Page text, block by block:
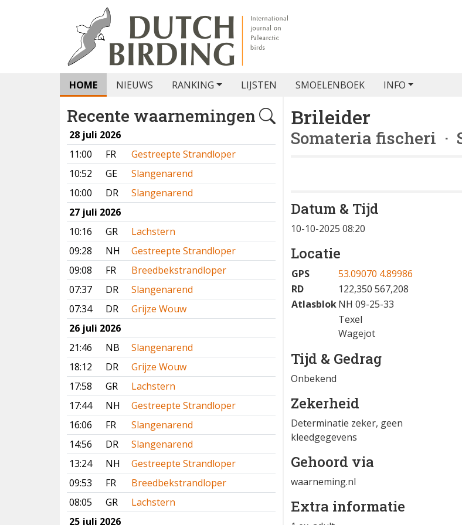
HOME NIEUWS RANKING LIJSTEN SMOELENBOEK INFO
Recente waarnemingen
28 juli 2026
11:00
FR
Gestreepte Strandloper
10:52
GE
Slangenarend
10:00
DR
Slangenarend
27 juli 2026
10:16
GR
Lachstern
09:28
NH
Gestreepte Strandloper
09:08
FR
Breedbekstrandloper
07:37
DR
Slangenarend
07:34
DR
Grijze Wouw
26 juli 2026
21:46
NB
Slangenarend
18:12
DR
Grijze Wouw
17:58
GR
Lachstern
17:44
NH
Gestreepte Strandloper
16:06
FR
Slangenarend
14:56
DR
Slangenarend
13:24
NH
Gestreepte Strandloper
09:53
FR
Breedbekstrandloper
08:05
GR
Lachstern
25 juli 2026
Brileider
Somateria fischeri ·
Datum & Tijd
10-10-2025 08:20
Locatie
122,350 567,208
NH 09-25-33
Texel
Tijd & Gedrag
Onbekend
Zekerheid
Determinatie zeker, geen
kleedgegevens
Gehoord via
waarneming.nl